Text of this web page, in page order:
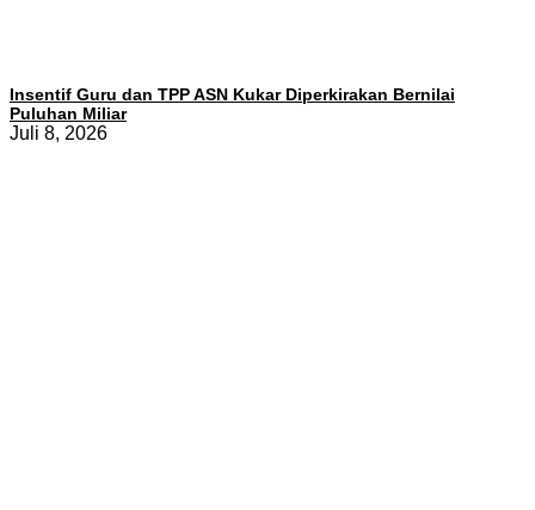
Insentif Guru dan TPP ASN Kukar Diperkirakan Bernilai
Puluhan Miliar
Juli 8, 2026